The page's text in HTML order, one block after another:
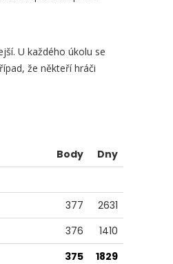
U každého úkolu se
že někteří hráči
Body
Dny
377
2631
376
1410
375
1829